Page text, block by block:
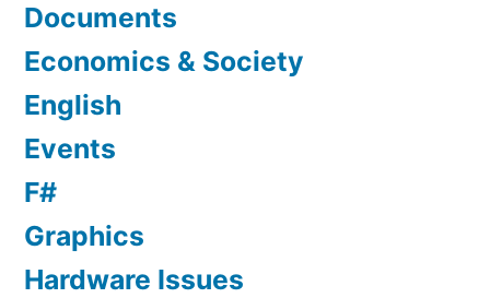
Documents
Economics & Society
English
Events
F#
Graphics
Hardware Issues